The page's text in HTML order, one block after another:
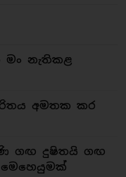
නැතිකළ
අමතක කර
ගඟ දුෂිතයි ගඟ